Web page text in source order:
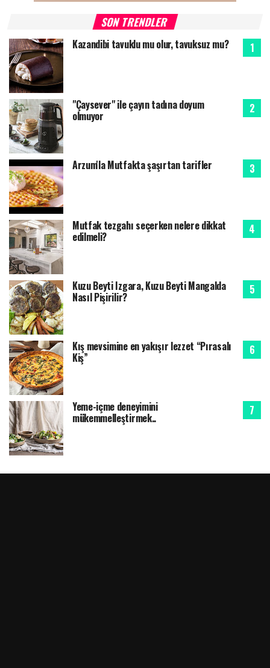
SON TRENDLER
Kazandibi tavuklu mu olur, tavuksuz mu?
"Çaysever" ile çayın tadına doyum
olmuyor
Arzum'la Mutfakta şaşırtan tarifler
Mutfak tezgahı seçerken nelere dikkat
edilmeli?
Kuzu Beyti Izgara, Kuzu Beyti Mangalda
Nasıl Pişirilir?
Kış mevsimine en yakışır lezzet “Pırasalı
Kiş”
Yeme-içme deneyimini
mükemmelleştirmek..